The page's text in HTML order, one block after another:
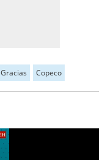
Gracias Copeco